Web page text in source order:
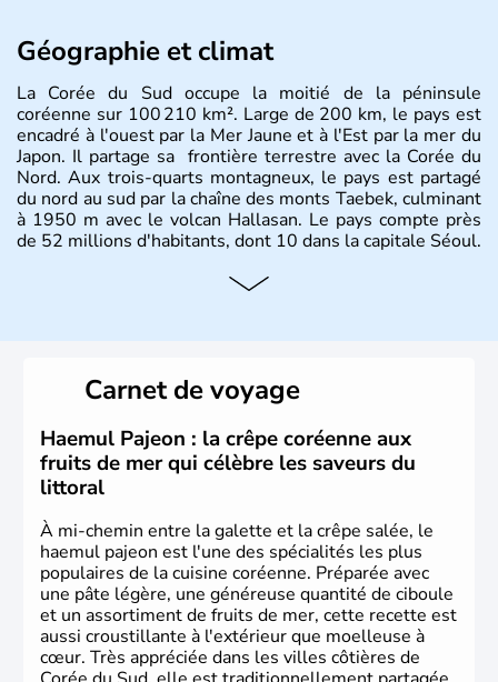
Géographie et climat
La Corée du Sud occupe la moitié de la péninsule
coréenne sur 100 210 km². Large de 200 km, le pays est
encadré à l'ouest par la Mer Jaune et à l'Est par la mer du
Japon. Il partage sa frontière terrestre avec la Corée du
Nord. Aux trois-quarts montagneux, le pays est partagé
du nord au sud par la chaîne des monts Taebek, culminant
à 1950 m avec le volcan Hallasan. Le pays compte près
de 52 millions d'habitants, dont 10 dans la capitale Séoul.
Histoire et administration
christianisme et le bouddhisme en sont les deux
principales religions. Ce pays partage sa culture avec la
Corée du Nord. Les Jeux Olympiques s’y sont déroulés en
1988, de même que la Coupe du Monde de football en
2002, en collaboration avec le Japon.
Carnet de voyage
Haemul Pajeon : la crêpe coréenne aux
fruits de mer qui célèbre les saveurs du
littoral
À mi-chemin entre la galette et la crêpe salée, le
haemul pajeon est l'une des spécialités les plus
populaires de la cuisine coréenne. Préparée avec
une pâte légère, une généreuse quantité de ciboule
et un assortiment de fruits de mer, cette recette est
aussi croustillante à l'extérieur que moelleuse à
cœur. Très appréciée dans les villes côtières de